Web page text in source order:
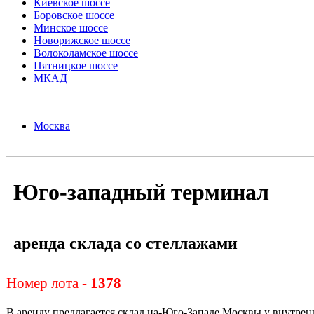
Киевское шоссе
Боровское шоссе
Минское шоссе
Новорижское шоссе
Волоколамское шоссе
Пятницкое шоссе
МКАД
Москва
Юго-западный терминал
аренда склада со стеллажами
Номер лота - 1378